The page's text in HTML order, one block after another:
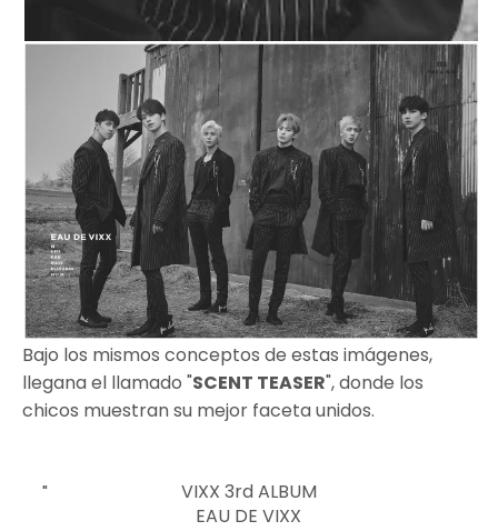
Bajo los mismos conceptos de estas imágenes,
llegana el llamado "SCENT TEASER", donde los
chicos muestran su mejor faceta unidos.
VIXX 3rd ALBUM
EAU DE VIXX